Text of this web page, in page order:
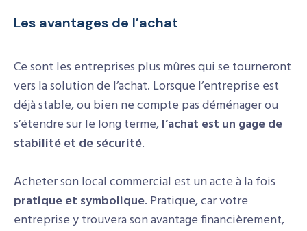
Les avantages de l’achat
Ce sont les entreprises plus mûres qui se tourneront
vers la solution de l’achat. Lorsque l’entreprise est
déjà stable, ou bien ne compte pas déménager ou
s’étendre sur le long terme,l’achat est un gage de
stabilité et de sécurité.
Acheter son local commercial est un acte à la fois
pratique et symbolique. Pratique, car votre
entreprise y trouvera son avantage financièrement,